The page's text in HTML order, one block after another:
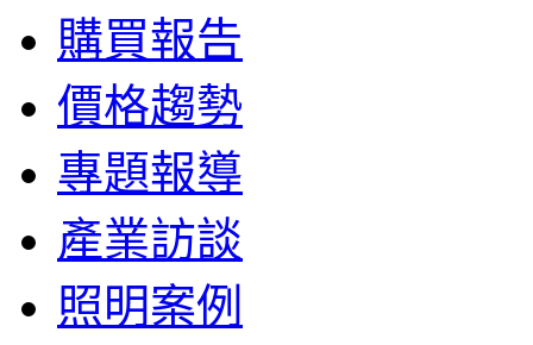
購買報告
價格趨勢
專題報導
產業訪談
照明案例